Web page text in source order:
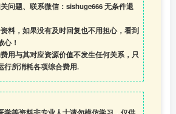
关问题、联系微信：sishuge666 无条件退
料，如果没有及时回复也不用担心，看到
心！
用与其对应资源价值不发生任何关系，只
行所消耗各项综合费用.